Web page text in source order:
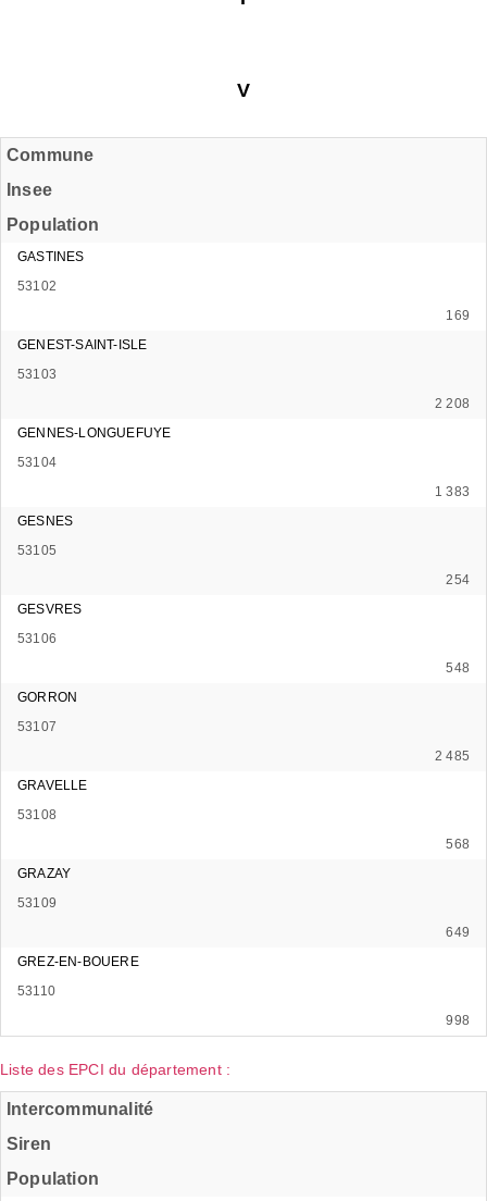
V
Commune
Insee
Population
GASTINES
53102
169
GENEST-SAINT-ISLE
53103
2 208
GENNES-LONGUEFUYE
53104
1 383
GESNES
53105
254
GESVRES
53106
548
GORRON
53107
2 485
GRAVELLE
53108
568
GRAZAY
53109
649
GREZ-EN-BOUERE
53110
998
Liste des EPCI du département :
Intercommunalité
Siren
Population